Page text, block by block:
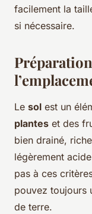
facilement la
si nécessaire.
Le sol est un
plantes et des
bien drainé,
légèrement
pas à ces
pouvez toujours
de terre.